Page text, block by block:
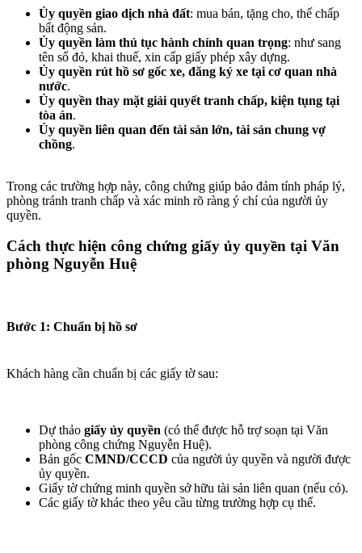
Ủy quyền giao dịch nhà đất: mua bán, tặng cho, thế chấp
bất động sản.
Ủy quyền làm thủ tục hành chính quan trọng: như sang
tên sổ đỏ, khai thuế, xin cấp giấy phép xây dựng.
Ủy quyền rút hồ sơ gốc xe, đăng ký xe tại cơ quan nhà
nước.
Ủy quyền thay mặt giải quyết tranh chấp, kiện tụng tại
tòa án.
Ủy quyền liên quan đến tài sản lớn, tài sản chung vợ
chồng.
Trong các trường hợp này, công chứng giúp bảo đảm tính pháp lý,
phòng tránh tranh chấp và xác minh rõ ràng ý chí của người ủy
quyền.
Cách thực hiện công chứng giấy ủy quyền tại Văn
phòng Nguyễn Huệ​
Bước 1: Chuẩn bị hồ sơ​
Khách hàng cần chuẩn bị các giấy tờ sau:
Dự thảo giấy ủy quyền (có thể được hỗ trợ soạn tại Văn
phòng công chứng Nguyễn Huệ).
Bản gốc CMND/CCCD của người ủy quyền và người được
ủy quyền.
Giấy tờ chứng minh quyền sở hữu tài sản liên quan (nếu có).
Các giấy tờ khác theo yêu cầu từng trường hợp cụ thể.